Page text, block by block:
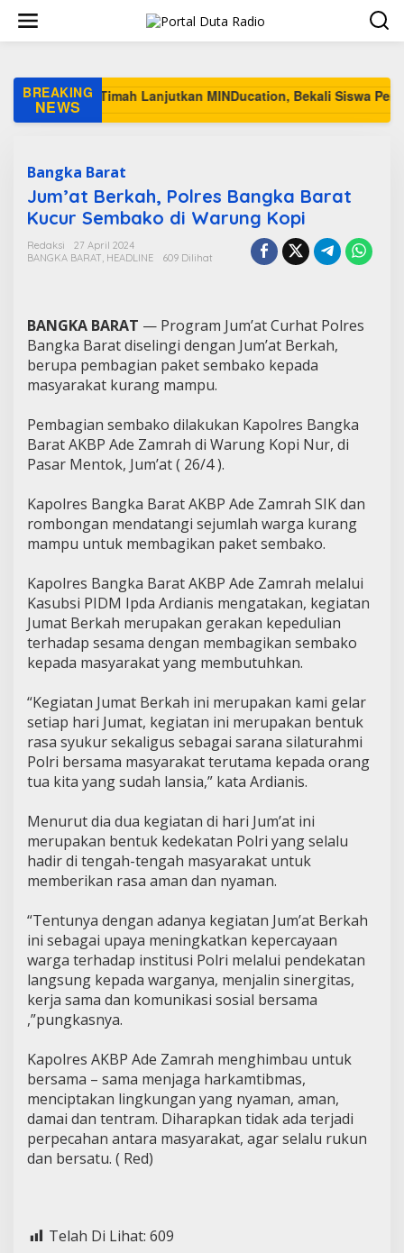
w
BREAKING
NEWS
Bangka Barat
Jum’at Berkah, Polres Bangka Barat
Kucur Sembako di Warung Kopi
Redaksi
27 April 2024
BANGKA BARAT, HEADLINE 609 Dilihat
BANGKA BARAT — Program Jum’at Curhat Polres
Bangka Barat diselingi dengan Jum’at Berkah,
berupa pembagian paket sembako kepada
masyarakat kurang mampu.
Pembagian sembako dilakukan Kapolres Bangka
Barat AKBP Ade Zamrah di Warung Kopi Nur, di
Pasar Mentok, Jum’at ( 26/4 ).
Kapolres Bangka Barat AKBP Ade Zamrah SIK dan
rombongan mendatangi sejumlah warga kurang
mampu untuk membagikan paket sembako.
Kapolres Bangka Barat AKBP Ade Zamrah melalui
Kasubsi PIDM Ipda Ardianis mengatakan, kegiatan
Jumat Berkah merupakan gerakan kepedulian
terhadap sesama dengan membagikan sembako
kepada masyarakat yang membutuhkan.
“Kegiatan Jumat Berkah ini merupakan kami gelar
setiap hari Jumat, kegiatan ini merupakan bentuk
rasa syukur sekaligus sebagai sarana silaturahmi
Polri bersama masyarakat terutama kepada orang
tua kita yang sudah lansia,” kata Ardianis.
Menurut dia dua kegiatan di hari Jum’at ini
merupakan bentuk kedekatan Polri yang selalu
hadir di tengah-tengah masyarakat untuk
memberikan rasa aman dan nyaman.
“Tentunya dengan adanya kegiatan Jum’at Berkah
ini sebagai upaya meningkatkan kepercayaan
warga terhadap institusi Polri melalui pendekatan
langsung kepada warganya, menjalin sinergitas,
kerja sama dan komunikasi sosial bersama
,”pungkasnya.
Kapolres AKBP Ade Zamrah menghimbau untuk
bersama – sama menjaga harkamtibmas,
menciptakan lingkungan yang nyaman, aman,
damai dan tentram. Diharapkan tidak ada terjadi
perpecahan antara masyarakat, agar selalu rukun
dan bersatu. ( Red)
Telah Di Lihat: 609